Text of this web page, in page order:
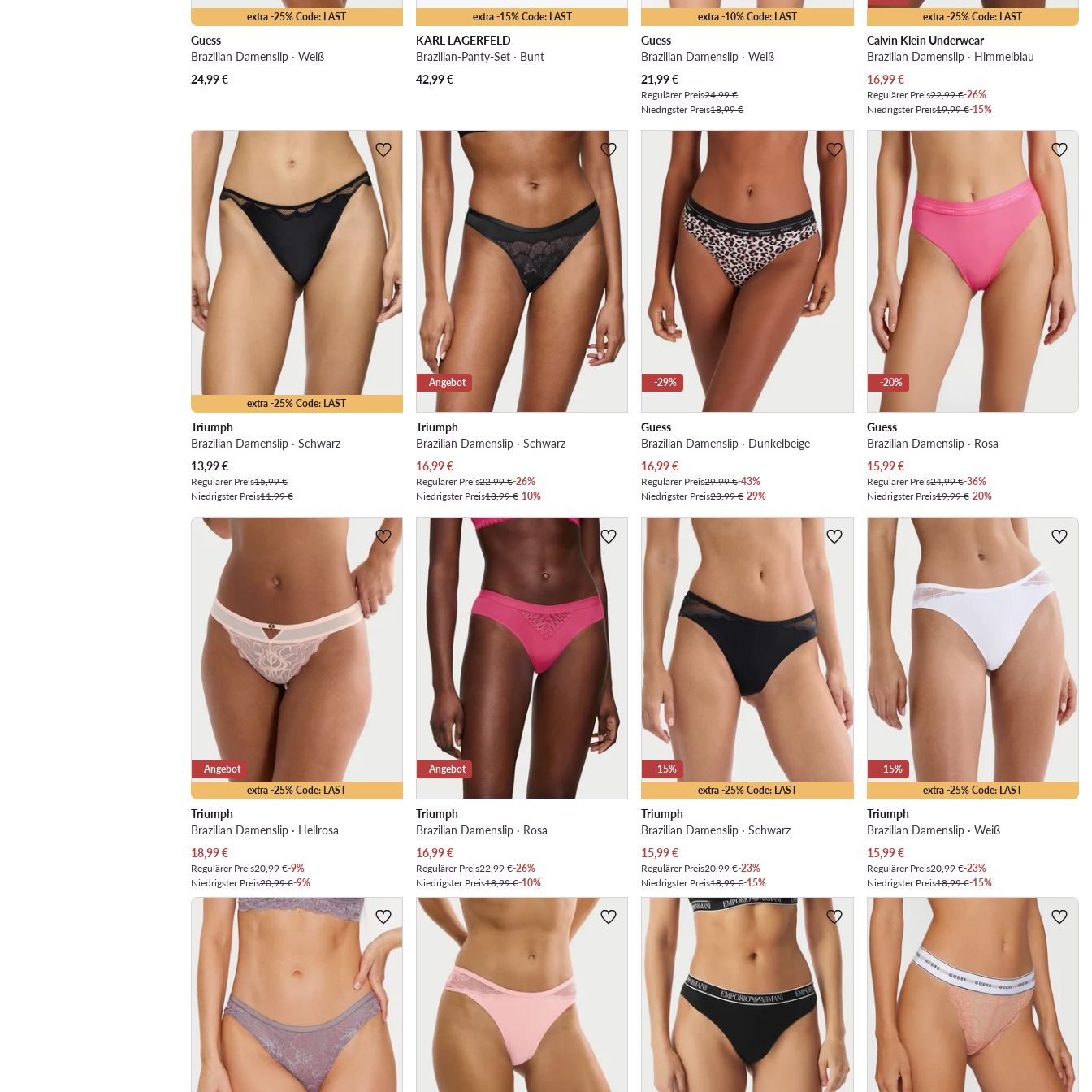
extra -25% Code: LAST
Guess
Brazilian Damenslip · Weiß
24,99€
extra -15% Code: LAST
KARL LAGERFELD
Brazilian-Panty-Set · Bunt
42,99€
extra -10% Code: LAST
Guess
Brazilian Damenslip · Weiß
Aktueller Preis
21,99€
Regulärer Preis24,99 €
Niedrigster Preis18,99 €
extra -25% Code: LAST
Calvin Klein Underwear
Brazilian Damenslip · Himmelblau
Aktueller Preis
16,99€
Regulärer Preis22,99 €-26%
Niedrigster Preis19,99 €-15%
extra -25% Code: LAST
Triumph
Brazilian Damenslip · Schwarz
Aktueller Preis
13,99€
Regulärer Preis15,99 €
Niedrigster Preis11,99 €
Angebot
Triumph
Brazilian Damenslip · Schwarz
Aktueller Preis
16,99€
Regulärer Preis22,99 €-26%
Niedrigster Preis18,99 €-10%
-29%
Guess
Brazilian Damenslip · Dunkelbeige
Aktueller Preis
16,99€
Regulärer Preis29,99 €-43%
Niedrigster Preis23,99 €-29%
-20%
Guess
Brazilian Damenslip · Rosa
Aktueller Preis
15,99€
Regulärer Preis24,99 €-36%
Niedrigster Preis19,99 €-20%
extra -25% Code: LAST
Angebot
Triumph
Brazilian Damenslip · Hellrosa
Aktueller Preis
18,99€
Regulärer Preis20,99 €-9%
Niedrigster Preis20,99 €-9%
Angebot
Triumph
Brazilian Damenslip · Rosa
Aktueller Preis
16,99€
Regulärer Preis22,99 €-26%
Niedrigster Preis18,99 €-10%
extra -25% Code: LAST
-15%
Triumph
Brazilian Damenslip · Schwarz
Aktueller Preis
15,99€
Regulärer Preis20,99 €-23%
Niedrigster Preis18,99 €-15%
extra -25% Code: LAST
-15%
Triumph
Brazilian Damenslip · Weiß
Aktueller Preis
15,99€
Regulärer Preis20,99 €-23%
Niedrigster Preis18,99 €-15%